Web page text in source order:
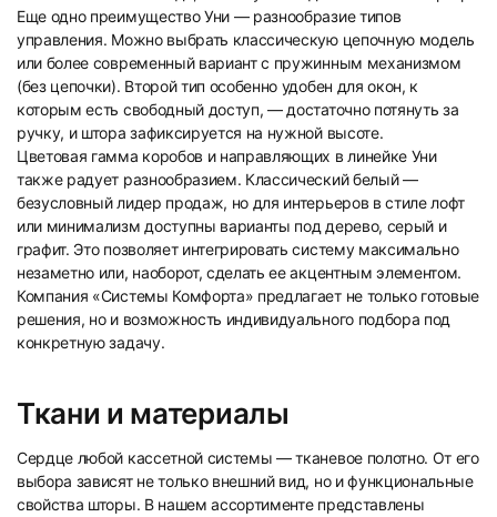
21
23 24
25 26
Еще одно преимущество Уни — разнообразие типов
управления. Можно выбрать классическую цепочную модель
или более современный вариант с пружинным механизмом
(без цепочки). Второй тип особенно удобен для окон, к
которым есть свободный доступ, — достаточно потянуть за
ручку, и штора зафиксируется на нужной высоте.
Цветовая гамма коробов и направляющих в линейке Уни
также радует разнообразием. Классический белый —
безусловный лидер продаж, но для интерьеров в стиле лофт
или минимализм доступны варианты под дерево, серый и
графит. Это позволяет интегрировать систему максимально
незаметно или, наоборот, сделать ее акцентным элементом.
Компания «Системы Комфорта» предлагает не только готовые
решения, но и возможность индивидуального подбора под
конкретную задачу.
Ткани и материалы
Сердце любой кассетной системы — тканевое полотно. От его
выбора зависят не только внешний вид, но и функциональные
свойства шторы. В нашем ассортименте представлены